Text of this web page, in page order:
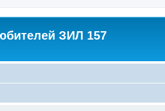
ЗИЛ 157